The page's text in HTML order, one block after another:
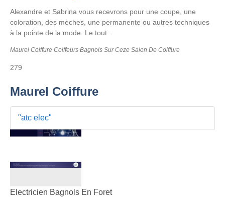
Alexandre et Sabrina vous recevrons pour une coupe, une
coloration, des mèches, une permanente ou autres techniques
à la pointe de la mode. Le tout...
Maurel Coiffure Coiffeurs Bagnols Sur Ceze Salon De Coiffure
279
Maurel Coiffure
"atc elec"
Electricien Bagnols En Foret